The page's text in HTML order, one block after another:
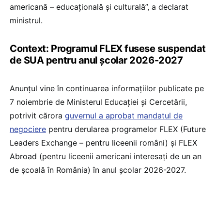
americană – educațională și culturală”, a declarat
ministrul.
Context: Programul FLEX fusese suspendat
de SUA pentru anul școlar 2026-2027
Anunțul vine în continuarea informațiilor publicate pe
7 noiembrie de Ministerul Educației și Cercetării,
potrivit cărora guvernul a aprobat mandatul de
negociere pentru derularea programelor FLEX (Future
Leaders Exchange – pentru liceenii români) și FLEX
Abroad (pentru liceenii americani interesați de un an
de școală în România) în anul școlar 2026-2027.